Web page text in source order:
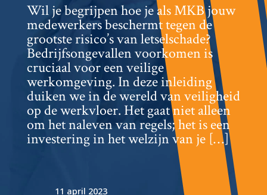
Wil je begrijpen hoe je als MKB jouw
medewerkers beschermt tegen de
grootste risico’s van letselschade?
Bedrijfsongevallen voorkomen is
cruciaal voor een veilige
werkomgeving.​ In deze inleiding
duiken we in de wereld van veiligheid
op de werkvloer.​ Het gaat niet alleen
om het naleven van regels; het is een
investering in het welzijn van je […]
11 april 2023